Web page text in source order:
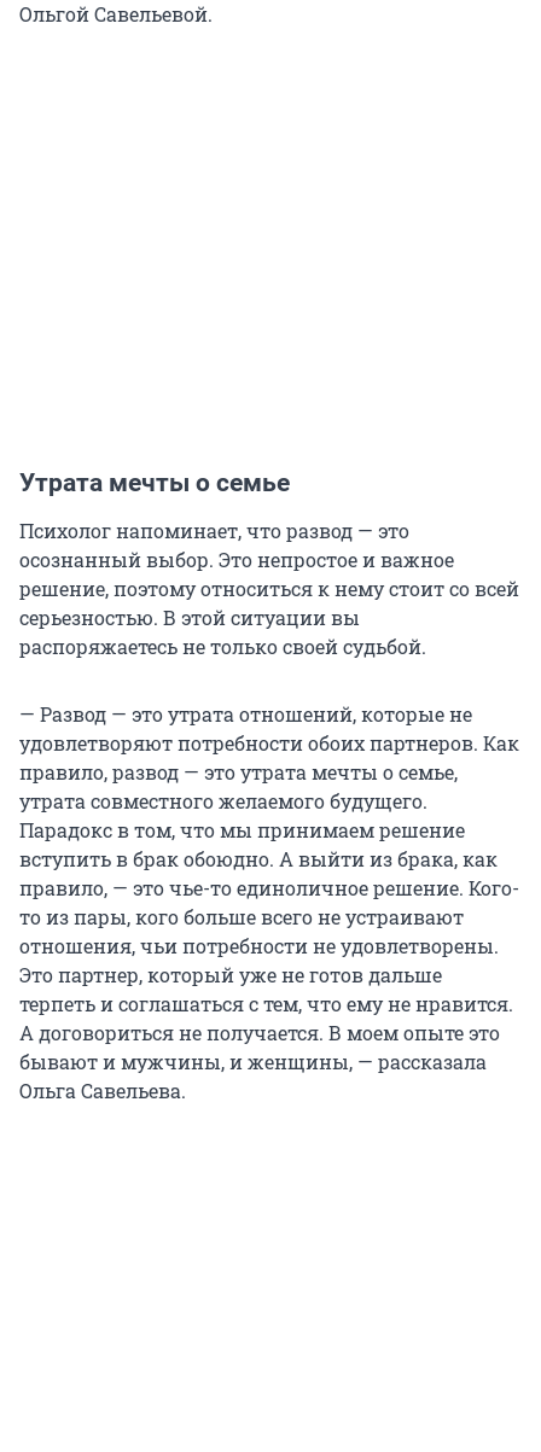
Ольгой Савельевой.
Утрата мечты о семье
Психолог напоминает, что развод — это
осознанный выбор. Это непростое и важное
решение, поэтому относиться к нему стоит со всей
серьезностью. В этой ситуации вы
распоряжаетесь не только своей судьбой.
— Развод — это утрата отношений, которые не
удовлетворяют потребности обоих партнеров. Как
правило, развод — это утрата мечты о семье,
утрата совместного желаемого будущего.
Парадокс в том, что мы принимаем решение
вступить в брак обоюдно. А выйти из брака, как
правило, — это чье-то единоличное решение. Кого-
то из пары, кого больше всего не устраивают
отношения, чьи потребности не удовлетворены.
Это партнер, который уже не готов дальше
терпеть и соглашаться с тем, что ему не нравится.
А договориться не получается. В моем опыте это
бывают и мужчины, и женщины, — рассказала
Ольга Савельева.